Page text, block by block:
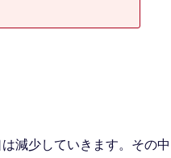
減少していきます。その中